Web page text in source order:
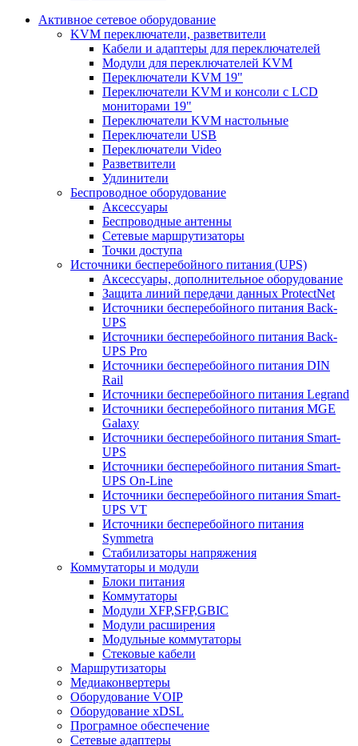
Активное сетевое оборудование
KVM переключатели, разветвители
Кабели и адаптеры для переключателей
Модули для переключателей KVM
Переключатели KVM 19"
Переключатели KVM и консоли с LCD
мониторами 19"
Переключатели KVM настольные
Переключатели USB
Переключатели Video
Разветвители
Удлинители
Беспроводное оборудование
Аксессуары
Беспроводные антенны
Сетевые маршрутизаторы
Точки доступа
Источники бесперебойного питания (UPS)
Аксессуары, дополнительное оборудование
Защита линий передачи данных ProtectNet
Источники бесперебойного питания Back-
UPS
Источники бесперебойного питания Back-
UPS Pro
Источники бесперебойного питания DIN
Rail
Источники бесперебойного питания Legrand
Источники бесперебойного питания MGE
Galaxy
Источники бесперебойного питания Smart-
UPS
Источники бесперебойного питания Smart-
UPS On-Line
Источники бесперебойного питания Smart-
UPS VT
Источники бесперебойного питания
Symmetra
Стабилизаторы напряжения
Коммутаторы и модули
Блоки питания
Коммутаторы
Модули XFP,SFP,GBIC
Модули расширения
Модульные коммутаторы
Стековые кабели
Маршрутизаторы
Медиаконвертеры
Оборудование VOIP
Оборудование xDSL
Програмное обеспечение
Сетевые адаптеры